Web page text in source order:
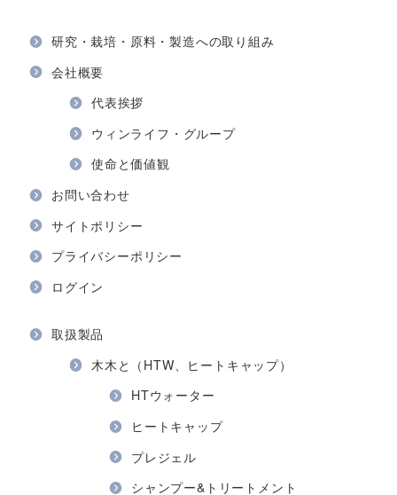
研究・栽培・原料・製造への取り組み
会社概要
代表挨拶
ウィンライフ・グループ
使命と価値観
お問い合わせ
サイトポリシー
プライバシーポリシー
ログイン
取扱製品
木木と（HTW、ヒートキャップ）
HTウォーター
ヒートキャップ
プレジェル
シャンプー&トリートメント